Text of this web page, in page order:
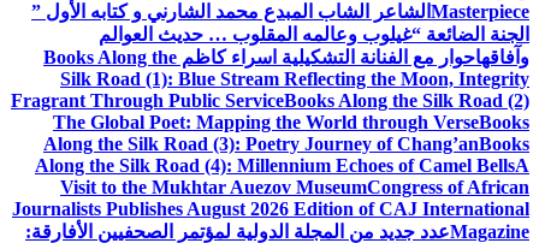
Masterpiece الشاعر الشاب المبدع محمد الشارني و كتابه الأول ”
الجنة الضائعة “غيلوب وعالمه المقلوب … حديث العوالم
وآفاقهاحوار مع الفنانة التشكيلية اسراء كاظم Books Along the
Silk Road (1): Blue Stream Reflecting the Moon, Integrity
Fragrant Through Public ServiceBooks Along the Silk Road (2)
The Global Poet: Mapping the World through VerseBooks
Along the Silk Road (3): Poetry Journey of Chang’anBooks
Along the Silk Road (4): Millennium Echoes of Camel BellsA
Visit to the Mukhtar Auezov MuseumCongress of African
Journalists Publishes August 2026 Edition of CAJ International
Magazineعدد جديد من المجلة الدولية لمؤتمر الصحفيين الأفارقة: